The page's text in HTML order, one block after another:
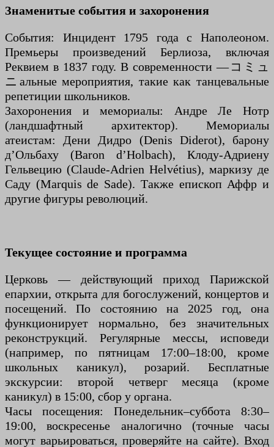
Знаменитые события и захоронения
События: Инцидент 1795 года с Наполеоном.
Премьеры произведений Берлиоза, включая
Реквием в 1837 году. В современности —コミュ
ニальные мероприятия, такие как танцевальные
репетиции школьников.
Захоронения и мемориалы: Андре Ле Нотр
(ландшафтный архитектор). Мемориалы
атеистам: Дени Дидро (Denis Diderot), барону
д’Ольбаху (Baron d’Holbach), Клоду-Адриену
Гельвецию (Claude-Adrien Helvétius), маркизу де
Саду (Marquis de Sade). Также епископ Аффр и
другие фигуры революций.
Текущее состояние и программа
Церковь — действующий приход Парижской
епархии, открыта для богослужений, концертов и
посещений. По состоянию на 2025 год, она
функционирует нормально, без значительных
реконструкций. Регулярные мессы, исповеди
(например, по пятницам 17:00–18:00, кроме
школьных каникул), розарий. Бесплатные
экскурсии: второй четверг месяца (кроме
каникул) в 15:00, сбор у органа.
Часы посещения: Понедельник–суббота 8:30–
19:00, воскресенье аналогично (точные часы
могут варьироваться, проверяйте на сайте). Вход